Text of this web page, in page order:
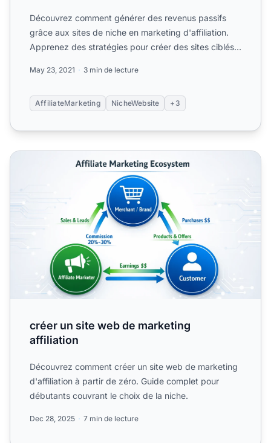
Découvrez comment générer des revenus passifs
grâce aux sites de niche en marketing d'affiliation.
Apprenez des stratégies pour créer des sites ciblés
May 23, 2021 3 min de lecture
AffiliateMarketing NicheWebsite +3
créer un site web de marketing affiliation
créer un site web de marketing
affiliation
Découvrez comment créer un site web de marketing
d'affiliation à partir de zéro. Guide complet pour
débutants couvrant le choix de la niche.
Dec 28, 2025 7 min de lecture